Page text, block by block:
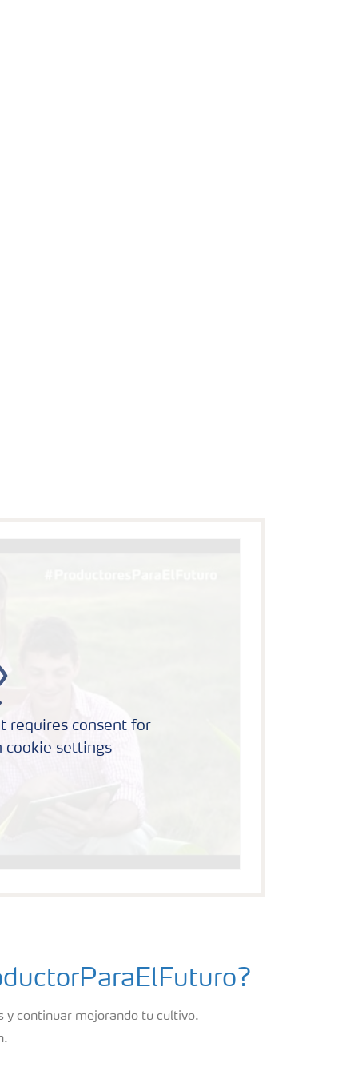
requires consent for
cookie settings
y continuar mejorando tu cultivo.